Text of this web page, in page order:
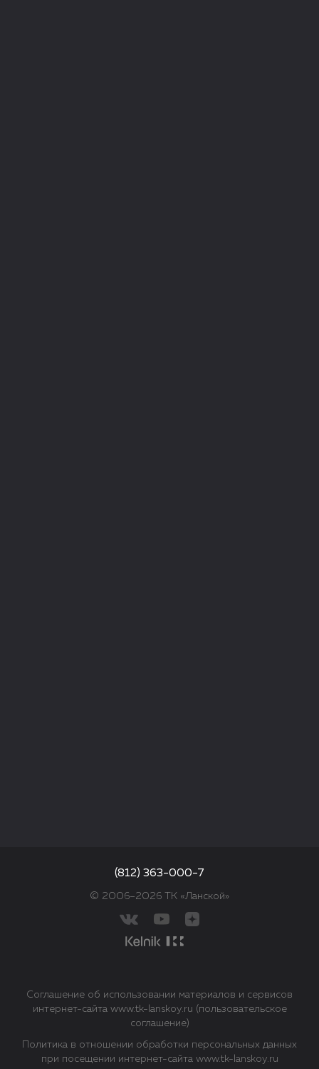
© 2006–2026 ТК «Ланской»
(812) 363-000-7
Политика в отношении обработки персональных данных
при посещении интернет-сайта www.tk-lanskoy.ru
Соглашение об использовании материалов и сервисов
интернет-сайта www.tk-lanskoy.ru (пользовательское
соглашение)